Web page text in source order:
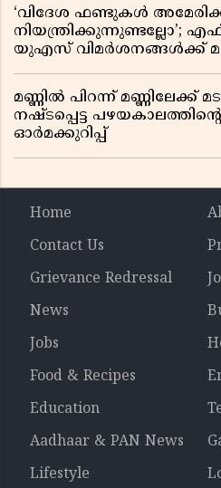
‘വിദേശ ഫണ്ടുകൾ
നിയന്ത്രിക്കുന്നുണ്ടല്ലോ’;
യുഎസ് വിമർശനങ്ങൾക്ക്
മണ്ണിൽ പിറന്ന് മണ്ണിലേക്ക്
നഷ്ടപ്പെട്ട
ഓർമക്കുറിപ്പ്
Home
Contact Us
Grievance Redressal
News
Jobs
Food & Recipes
Education
Aadhaar & PAN News
Lifestyle